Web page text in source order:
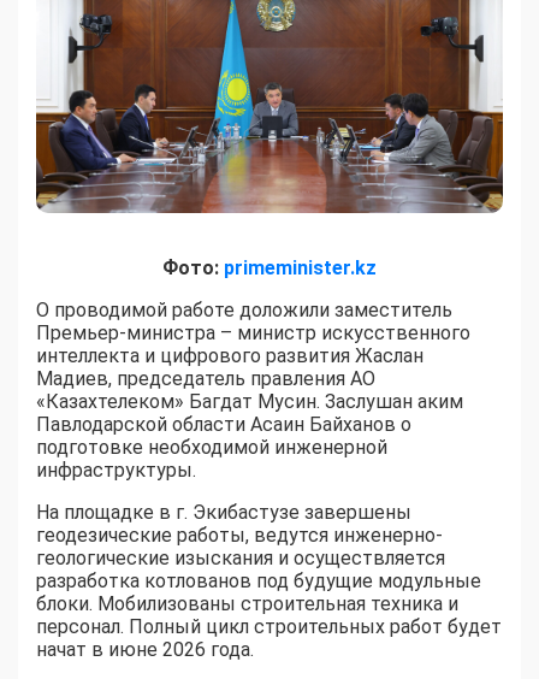
Фото: primeminister.kz
О проводимой работе доложили заместитель
Премьер-министра – министр искусственного
интеллекта и цифрового развития Жаслан
Мадиев, председатель правления АО
«Казахтелеком» Багдат Мусин. Заслушан аким
Павлодарской области Асаин Байханов о
подготовке необходимой инженерной
инфраструктуры.
На площадке в г. Экибастузе завершены
геодезические работы, ведутся инженерно-
геологические изыскания и осуществляется
разработка котлованов под будущие модульные
блоки. Мобилизованы строительная техника и
персонал. Полный цикл строительных работ будет
начат в июне 2026 года.